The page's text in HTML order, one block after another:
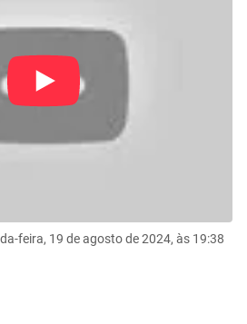
feira, 19 de agosto de 2024, às 19:38